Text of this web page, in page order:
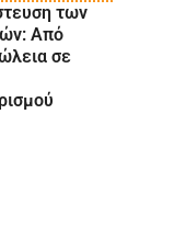
των
Aπό
σε